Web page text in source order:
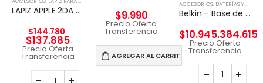
LAPIZ APPLE 2DA GENERACION
$144.780
$137.885
Precio Oferta
Transferencia
$9.990
Precio Oferta
Transferencia
AGREGAR AL CARRITO
ACCESORIOS, BATERÍAS Y CARGADORES
Belkin – Base de carga inalámbrica – Fast Charge – blanco – para Apple Watch
$10.945.384.615
Precio Oferta
Transferencia